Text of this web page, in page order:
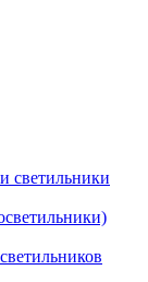
светильники